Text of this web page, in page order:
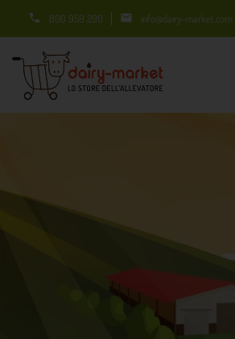
 800 959 290  info@dairy-market.com